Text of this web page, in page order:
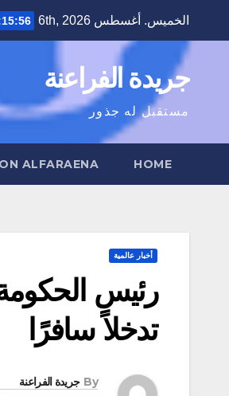
الخميس. أغسطس 6th, 2026 AM
جريدة الفراعنة
مستقبل له جذور
HOME
ALFARAENA
أخبار عالمية
رئيس
تدخلاً سافرًا
By جريدة الفراعنة